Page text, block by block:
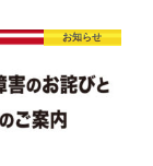
お知らせ